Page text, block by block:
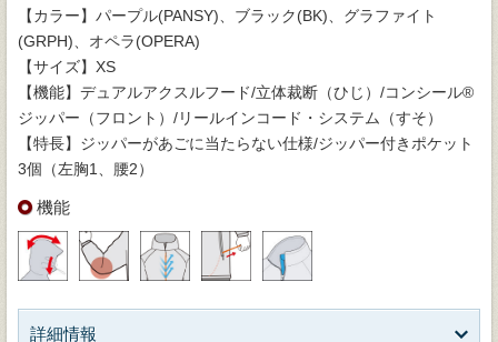
【カラー】パープル(PANSY)、ブラック(BK)、グラファイト
(GRPH)、オペラ(OPERA)
【サイズ】XS
【機能】デュアルアクスルフード/立体裁断（ひじ）/コンシール®
ジッパー（フロント）/リールインコード・システム（すそ）
【特長】ジッパーがあごに当たらない仕様/ジッパー付きポケット
3個（左胸1、腰2）
機能
詳細情報